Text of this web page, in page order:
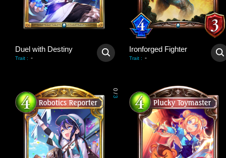
Duel with Destiny
Trait : -
Ironforged Fighter
Trait : -
0
/
3